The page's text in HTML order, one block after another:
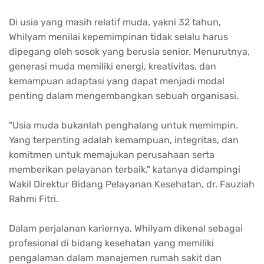
Di usia yang masih relatif muda, yakni 32 tahun,
Whilyam menilai kepemimpinan tidak selalu harus
dipegang oleh sosok yang berusia senior. Menurutnya,
generasi muda memiliki energi, kreativitas, dan
kemampuan adaptasi yang dapat menjadi modal
penting dalam mengembangkan sebuah organisasi.
"Usia muda bukanlah penghalang untuk memimpin.
Yang terpenting adalah kemampuan, integritas, dan
komitmen untuk memajukan perusahaan serta
memberikan pelayanan terbaik," katanya didampingi
Wakil Direktur Bidang Pelayanan Kesehatan, dr. Fauziah
Rahmi Fitri.
Dalam perjalanan kariernya, Whilyam dikenal sebagai
profesional di bidang kesehatan yang memiliki
pengalaman dalam manajemen rumah sakit dan